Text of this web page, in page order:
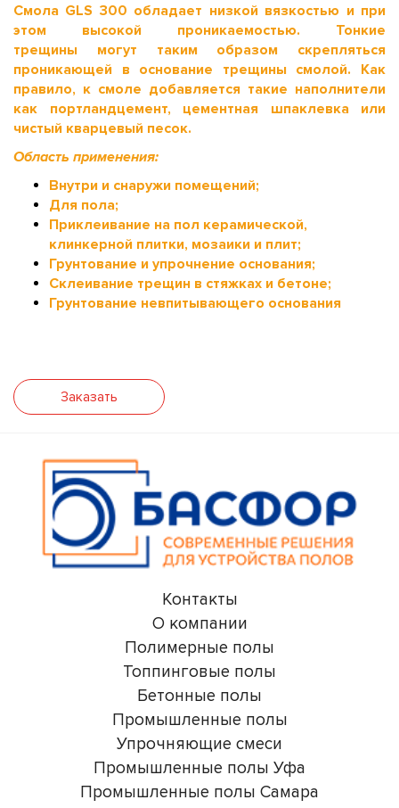
Смола GLS 300 обладает низкой вязкостью и при
этом высокой проникаемостью. Тонкие
трещины могут таким образом скрепляться
проникающей в основание трещины смолой. Как
правило, к смоле добавляется такие наполнители
как портландцемент, цементная шпаклевка или
чистый кварцевый песок.
Область применения:
Внутри и снаружи помещений;
Для пола;
Приклеивание на пол керамической,
клинкерной плитки, мозаики и плит;
Грунтование и упрочнение основания;
Склеивание трещин в стяжках и бетоне;
Грунтование невпитывающего основания
Заказать
Контакты
О компании
Полимерные полы
Топпинговые полы
Бетонные полы
Промышленные полы
Упрочняющие смеси
Промышленные полы Уфа
Промышленные полы Самара